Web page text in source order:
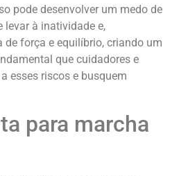
pode desenvolver um medo de
levar à inatividade e,
de força e equilíbrio, criando um
que cuidadores e
esses riscos e busquem
para marcha